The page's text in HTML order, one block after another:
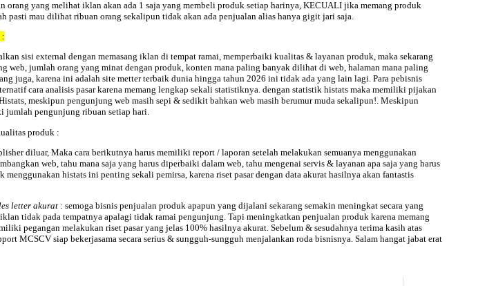
yang melihat iklan akan ada 1 saja yang membeli produk setiap harinya, KECUALI jika memang produk
mau dilihat ribuan orang sekalipun tidak akan ada penjualan alias hanya gigit jari saja.
:
sisi external dengan memasang iklan di tempat ramai, memperbaiki kualitas & layanan produk, maka sekarang
jumlah orang yang minat dengan produk, konten mana paling banyak dilihat di web, halaman mana paling
juga, karena ini adalah site metter terbaik dunia hingga tahun2026 ini tidak ada yang lain lagi. Para pebisnis
cara analisis pasar karena memang lengkap sekali statistiknya. dengan statistik histats maka memiliki pijakan
meskipun pengunjung web masih sepi & sedikit bahkan web masih berumur muda sekalipun!. Meskipun
jumlah pengunjung ribuan setiap hari.
produk :
diluar, Maka cara berikutnya harus memiliki report / laporan setelah melakukan semuanya menggunakan
web, tahu mana saja yang harus diperbaiki dalam web, tahu mengenai servis & layanan apa saja yang harus
histats ini penting sekali pemirsa, karena riset pasar dengan data akurat hasilnya akan fantastis
letter akurat : semoga bisnis penjualan produk apapun yang dijalani sekarang semakin meningkat secara yang
tidak pada tempatnya apalagi tidak ramai pengunjung. Tapi meningkatkan penjualan produk karena memang
pegangan melakukan riset pasar yang jelas 100% hasilnya akurat. Sebelum & sesudahnya terima kasih atas
MCSCV siap bekerjasama secara serius & sungguh-sungguh menjalankan roda bisnisnya. Salam hangat jabat erat